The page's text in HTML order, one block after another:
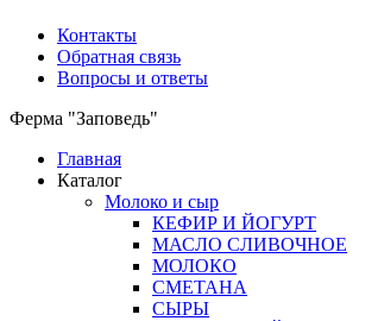
Контакты
Обратная связь
Вопросы и ответы
Ферма "Заповедь"
Главная
Каталог
Молоко и сыр
КЕФИР И ЙОГУРТ
МАСЛО СЛИВОЧНОЕ
МОЛОКО
СМЕТАНА
СЫРЫ